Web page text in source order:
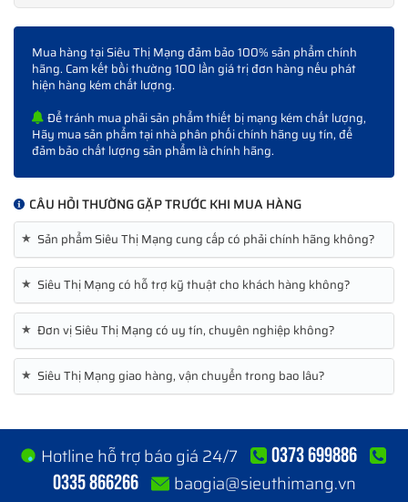
Mua hàng tại Siêu Thị Mạng đảm bảo 100% sản phẩm chính
hãng. Cam kết bồi thường 100 lần giá trị đơn hàng nếu phát
hiện hàng kém chất lượng.
Để tránh mua phải sản phẩm thiết bị mạng kém chất lượng,
Hãy mua sản phẩm tại nhà phân phối chính hãng uy tín, để
đảm bảo chất lượng sản phẩm là chính hãng.
CÂU HỎI THƯỜNG GẶP TRƯỚC KHI MUA HÀNG
★ Sản phẩm Siêu Thị Mạng cung cấp có phải chính hãng không?
★ Siêu Thị Mạng có hỗ trợ kỹ thuật cho khách hàng không?
★ Đơn vị Siêu Thị Mạng có uy tín, chuyên nghiệp không?
★ Siêu Thị Mạng giao hàng, vận chuyển trong bao lâu?
Hotline hỗ trợ báo giá 24/7
0373 699886
0335 866266
baogia@sieuthimang.vn